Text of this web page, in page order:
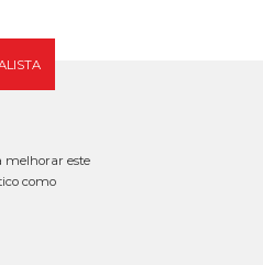
melhorar este
como